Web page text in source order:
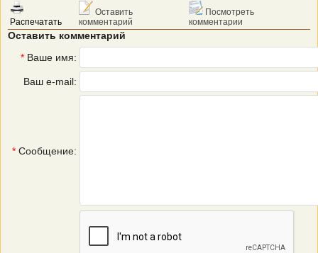
Распечатать
Оставить
комментарий
Посмотреть
комментарии
Оставить комментарий
* Ваше имя:
Ваш e-mail:
* Сообщение: